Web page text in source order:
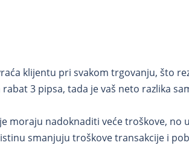
klijentu pri svakom trgovanju, što
3 pipsa, tada je vaš neto razlika
moraju nadoknaditi veće troškove, no
smanjuju troškove transakcije i